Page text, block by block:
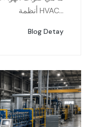
أنظمة HVAC...
Blog Detay